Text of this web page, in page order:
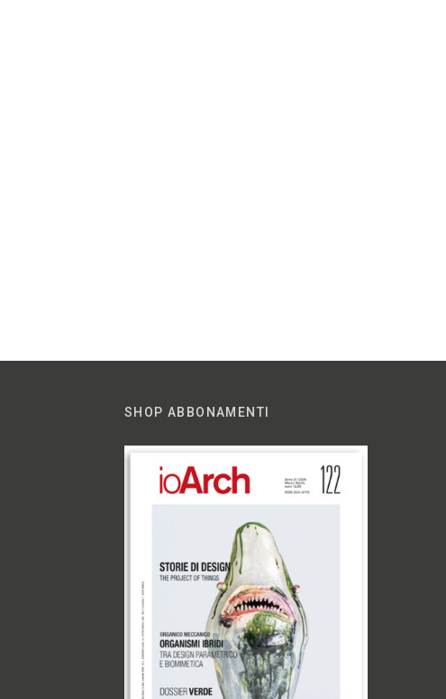
SHOP ABBONAMENTI